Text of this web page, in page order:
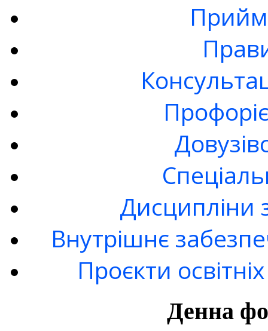
Дисципліни
Внутрішнє
Проєкти
Денна